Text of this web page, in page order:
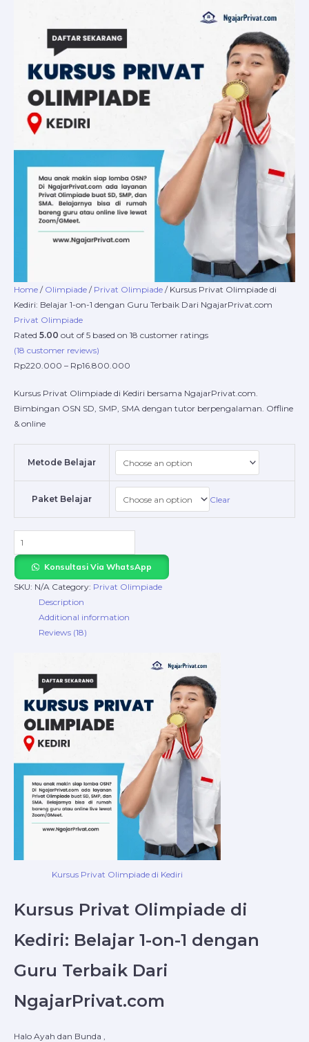
Home / Olimpiade / Privat Olimpiade / Kursus Privat Olimpiade di
Kediri: Belajar 1-on-1 dengan Guru Terbaik Dari NgajarPrivat.com
Privat Olimpiade
Rated 5.00 out of 5 based on 18 customer ratings
(18 customer reviews)
Rp220.000 – Rp16.800.000
Rp16.800.000
Kursus Privat Olimpiade di Kediri bersama NgajarPrivat.com.
Bimbingan OSN SD, SMP, SMA dengan tutor berpengalaman. Offline
& online
Metode Belajar
Paket Belajar Clear
Olimpiade
Kediri:
Belajar
Terbaik
NgajarPrivat.com
quantity
Konsultasi Via WhatsApp
SKU: N/A Category: Privat Olimpiade
Description
Additional information
Reviews (18)
Kursus Privat Olimpiade di Kediri
Kursus Privat Olimpiade di
Kediri: Belajar 1-on-1 dengan
Guru Terbaik Dari
NgajarPrivat.com
Halo Ayah dan Bunda ,